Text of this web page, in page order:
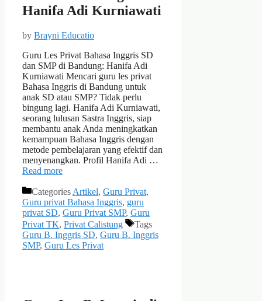
Hanifa Adi Kurniawati
by Brayni Educatio
Guru Les Privat Bahasa Inggris SD
dan SMP di Bandung: Hanifa Adi
Kurniawati Mencari guru les privat
Bahasa Inggris di Bandung untuk
anak SD atau SMP? Tidak perlu
bingung lagi. Hanifa Adi Kurniawati,
seorang lulusan Sastra Inggris, siap
membantu anak Anda meningkatkan
kemampuan Bahasa Inggris dengan
metode pembelajaran yang efektif dan
menyenangkan. Profil Hanifa Adi …
Read more
Categories Artikel, Guru Privat,
Guru privat Bahasa Inggris, guru
privat SD, Guru Privat SMP, Guru
Privat TK, Privat Calistung
Tags
Guru B. Inggris SD, Guru B. Inggris
SMP, Guru Les Privat